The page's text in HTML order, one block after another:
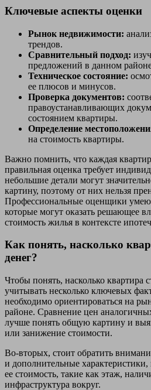
Ключевые аспекты оценки
Рынок недвижимости:
трендов.
Сравнительный подход:
предложений в данном
Техническое состояние:
ее плюсов и минусов.
Проверка документов:
правоустанавливающих
состоянием квартиры.
Определение
на стоимость квартиры.
Важно помнить, что каждая
правильная оценка требует
небольшие детали могут
картину, поэтому от них нельзя
Профессиональные оценщики
которые могут оказать решающее
стоимость жилья в контексте
Как понять, насколько
денег?
Чтобы понять, насколько квартира
учитывать несколько ключевых
необходимо ориентироваться на
районе. Сравнение цен
лучше понять общую картину и
или занижение стоимости.
Во-вторых, стоит обратить
и дополнительные характеристики,
ее стоимость, такие как этаж,
инфраструктура вокруг.